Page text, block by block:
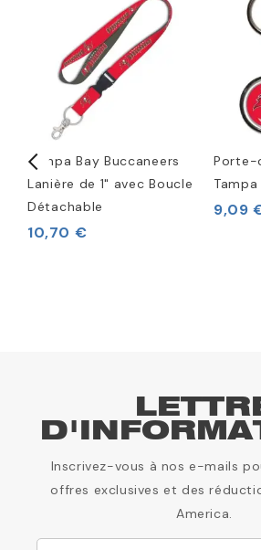
Tampa Bay Buccaneers
Lanière de 1" avec Boucle
Détachable
10,70 €
Porte-
9,09
Inscrivez-vous à nos e-mails
offres exclusives et des
America.